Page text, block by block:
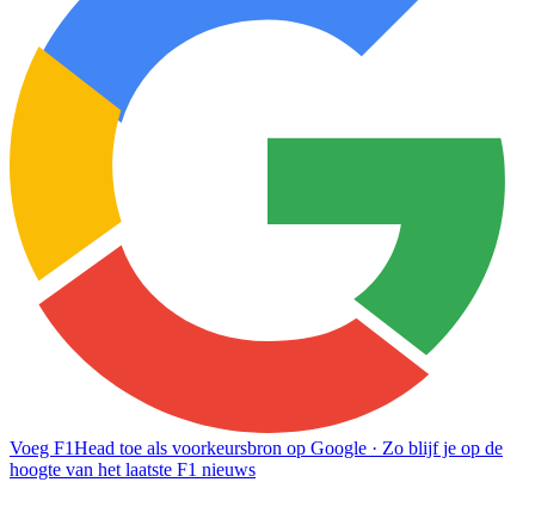
Voeg F1Head toe als voorkeursbron op Google · Zo blijf je op de
hoogte van het laatste F1 nieuws